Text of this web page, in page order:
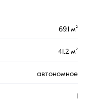
69.1 м²
41.2 м²
автономное